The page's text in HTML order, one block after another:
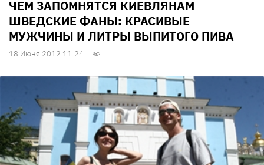
ЧЕМ ЗАПОМНЯТСЯ КИЕВЛЯНАМ
ШВЕДСКИЕ ФАНЫ: КРАСИВЫЕ
МУЖЧИНЫ И ЛИТРЫ ВЫПИТОГО ПИВА
18 Июня 2012 11:24